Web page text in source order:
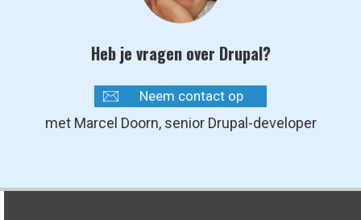
Heb je vragen over Drupal?
Neem contact op
met Marcel Doorn, senior Drupal-developer